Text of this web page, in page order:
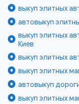
выкуп элитных
автовыкуп
выкуп элитных
Киев
выкуп элитных
выкуп элитных
автовыкуп
выкуп элитных